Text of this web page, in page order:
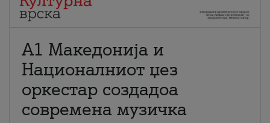
А1 Македонија и
Националниот џез
оркестар создадоа
современа музичка